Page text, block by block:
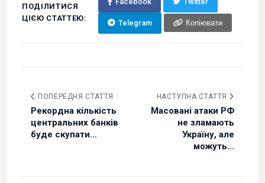
ПОДІЛИТИСЯ
ЦІЄЮ СТАТТЕЮ:
Telegram Копіювати
ПОПЕРЕДНЯ СТАТТЯ
Рекордна кількість
центральних банків
буде скупати...
НАСТУПНА СТАТТЯ
Масовані атаки РФ
не зламають
Україну, але
можуть...